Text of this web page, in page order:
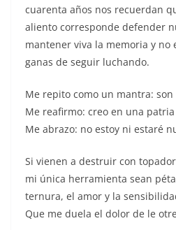
cuarenta años nos recuerdan
aliento corresponde defender
mantener viva la memoria y no
ganas de seguir luchando.
Me repito como un mantra:
Me reafirmo: creo en una
Me abrazo: no estoy ni estaré
Si vienen a destruir con
mi única herramienta sean
ternura, el amor y la
Que me duela el dolor de le